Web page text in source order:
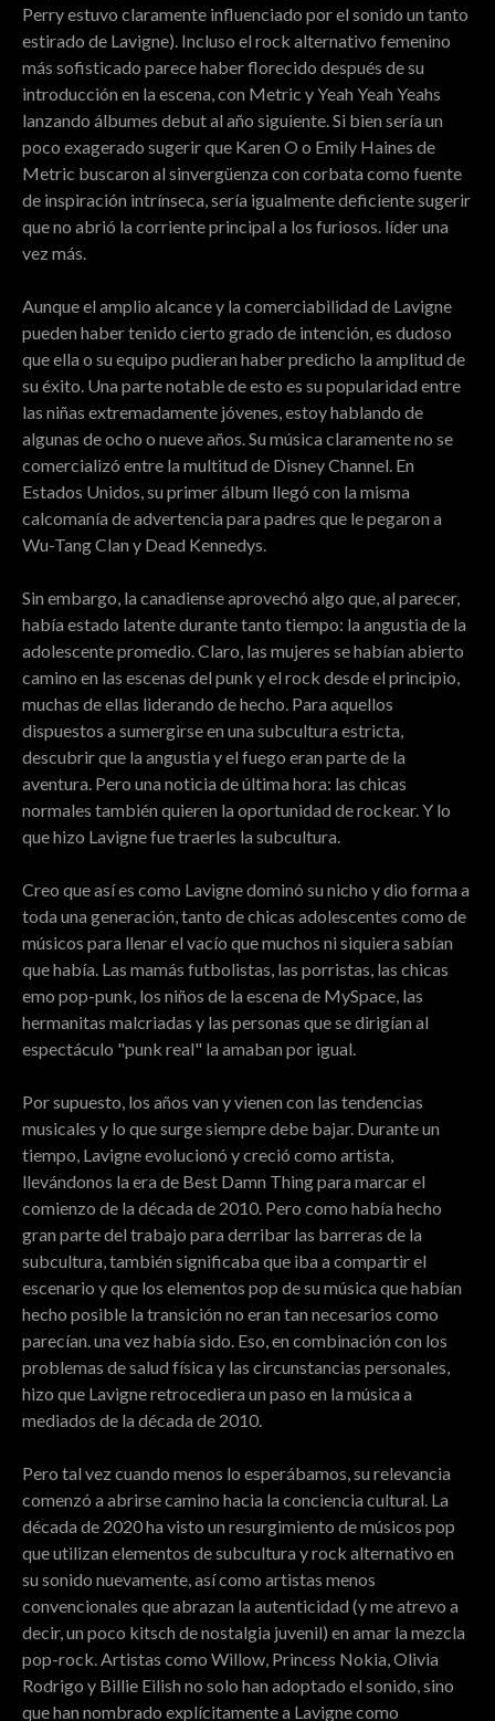
Perry estuvo claramente influenciado por el sonido un tanto
estirado de Lavigne). Incluso el rock alternativo femenino
más sofisticado parece haber florecido después de su
introducción en la escena, con Metric y Yeah Yeah Yeahs
lanzando álbumes debut al año siguiente. Si bien sería un
poco exagerado sugerir que Karen O o Emily Haines de
Metric buscaron al sinvergüenza con corbata como fuente
de inspiración intrínseca, sería igualmente deficiente sugerir
que no abrió la corriente principal a los furiosos. líder una
vez más.
Aunque el amplio alcance y la comerciabilidad de Lavigne
pueden haber tenido cierto grado de intención, es dudoso
que ella o su equipo pudieran haber predicho la amplitud de
su éxito. Una parte notable de esto es su popularidad entre
las niñas extremadamente jóvenes, estoy hablando de
algunas de ocho o nueve años. Su música claramente no se
comercializó entre la multitud de Disney Channel. En
Estados Unidos, su primer álbum llegó con la misma
calcomanía de advertencia para padres que le pegaron a
Wu-Tang Clan y Dead Kennedys.
Sin embargo, la canadiense aprovechó algo que, al parecer,
había estado latente durante tanto tiempo: la angustia de la
adolescente promedio. Claro, las mujeres se habían abierto
camino en las escenas del punk y el rock desde el principio,
muchas de ellas liderando de hecho. Para aquellos
dispuestos a sumergirse en una subcultura estricta,
descubrir que la angustia y el fuego eran parte de la
aventura. Pero una noticia de última hora: las chicas
normales también quieren la oportunidad de rockear. Y lo
que hizo Lavigne fue traerles la subcultura.
Creo que así es como Lavigne dominó su nicho y dio forma a
toda una generación, tanto de chicas adolescentes como de
músicos para llenar el vacío que muchos ni siquiera sabían
que había. Las mamás futbolistas, las porristas, las chicas
emo pop-punk, los niños de la escena de MySpace, las
hermanitas malcriadas y las personas que se dirigían al
espectáculo "punk real" la amaban por igual.
Por supuesto, los años van y vienen con las tendencias
musicales y lo que surge siempre debe bajar. Durante un
tiempo, Lavigne evolucionó y creció como artista,
llevándonos la era de Best Damn Thing para marcar el
comienzo de la década de 2010. Pero como había hecho
gran parte del trabajo para derribar las barreras de la
subcultura, también significaba que iba a compartir el
escenario y que los elementos pop de su música que habían
hecho posible la transición no eran tan necesarios como
parecían. una vez había sido. Eso, en combinación con los
problemas de salud física y las circunstancias personales,
hizo que Lavigne retrocediera un paso en la música a
mediados de la década de 2010.
Pero tal vez cuando menos lo esperábamos, su relevancia
comenzó a abrirse camino hacia la conciencia cultural. La
década de 2020 ha visto un resurgimiento de músicos pop
que utilizan elementos de subcultura y rock alternativo en
su sonido nuevamente, así como artistas menos
convencionales que abrazan la autenticidad (y me atrevo a
decir, un poco kitsch de nostalgia juvenil) en amar la mezcla
pop-rock. Artistas como Willow, Princess Nokia, Olivia
Rodrigo y Billie Eilish no solo han adoptado el sonido, sino
que han nombrado explícitamente a Lavigne como